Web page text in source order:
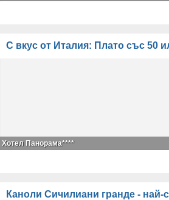
С вкус от Италия: Плато със 50
Хотел Панорама****
Каноли Сичилиани гранде - най-